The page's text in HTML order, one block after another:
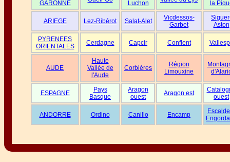
GARONNE
Luchon
la
ARIEGE Lez-Ribérot Salat-Alet
Vicdessos-
Garbet
Aston
PYRENEES
ORIENTALES
Cerdagne Capcir Conflent
AUDE
Haute
Vallée de
l'Aude
Corbières
Région
Limouxine
ESPAGNE
Pays
Basque
Aragon
ouest
Aragon est
ouest
ANDORRE Ordino Canillo Encamp